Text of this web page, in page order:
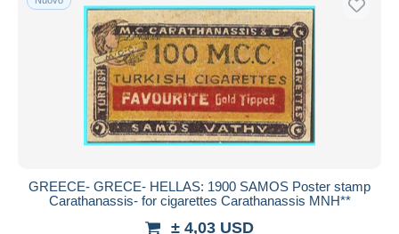
GREECE- GRECE- HELLAS: 1900 SAMOS Poster stamp
Carathanassis- for cigarettes Carathanassis MNH**
± 4,03 USD